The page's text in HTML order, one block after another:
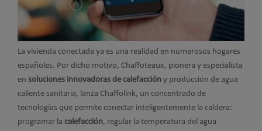
La vivienda conectada ya es una realidad en numerosos hogares
españoles. Por dicho motivo, Chaffoteaux, pionera y especialista
en soluciones innovadoras de calefacción y producción de agua
caliente sanitaria, lanza Chaffolink, un concentrado de
tecnologías que permite conectar inteligentemente la caldera:
programar la calefacción, regular la temperatura del agua